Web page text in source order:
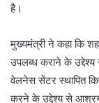
है।
मुख्यमंत्री ने कहा कि
उपलब्ध कराने के उद्देश्य
वेलनेस सेंटर स्थापित
करने के उद्देश्य से आश्रय